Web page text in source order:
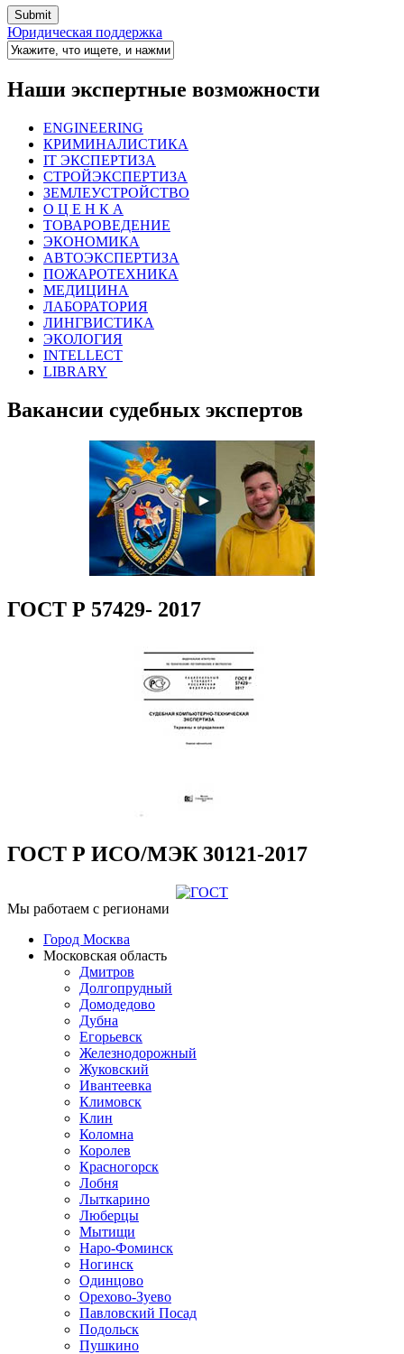
Юридическая поддержка
Наши экспертные возможности
ENGINEERING
КРИМИНАЛИСТИКА
IT ЭКСПЕРТИЗА
СТРОЙЭКСПЕРТИЗА
ЗЕМЛЕУСТРОЙСТВО
О Ц Е Н К А
ТОВАРОВЕДЕНИЕ
ЭКОНОМИКА
АВТОЭКСПЕРТИЗА
ПОЖАРОТЕХНИКА
МЕДИЦИНА
ЛАБОРАТОРИЯ
ЛИНГВИСТИКА
ЭКОЛОГИЯ
INTELLECT
LIBRARY
Вакансии судебных экспертов
ГОСТ Р 57429- 2017
ГОСТ Р ИСО/МЭК 30121-2017
Мы работаем с регионами
Город Москва
Московская область
Дмитров
Долгопрудный
Домодедово
Дубна
Егорьевск
Железнодорожный
Жуковский
Ивантеевка
Климовск
Клин
Коломна
Королев
Красногорск
Лобня
Лыткарино
Люберцы
Мытищи
Наро-Фоминск
Ногинск
Одинцово
Орехово-Зуево
Павловский Посад
Подольск
Пушкино